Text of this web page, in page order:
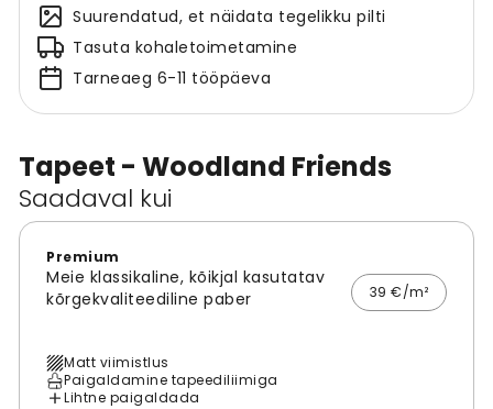
Tapeet - Woodland Friends
Saadaval kui
Premium
Meie klassikaline, kõikjal kasutatav
kõrgekvaliteediline paber
39 €/m²
Matt viimistlus
Paigaldamine tapeediliimiga
Lihtne paigaldada
Suurendatud, et näidata tegelikku pilti
Tasuta kohaletoimetamine
Tarneaeg 6-11 tööpäeva